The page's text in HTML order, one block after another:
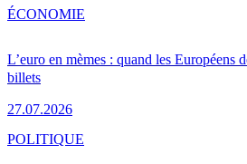
L’euro en mèmes : quand les Européens
billets
27.07.2026
ÉCONOMIE
POLITIQUE